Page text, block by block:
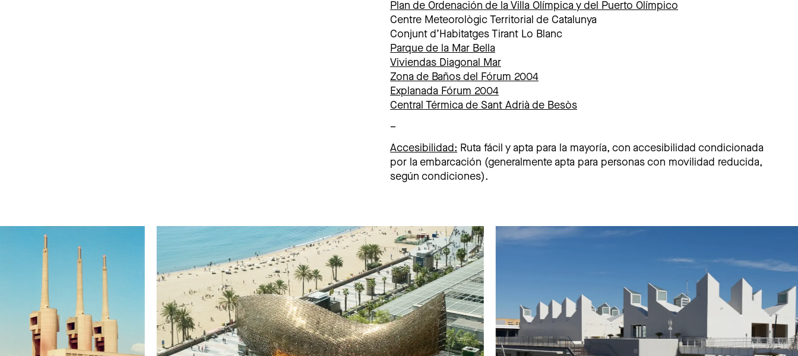
Plan de Ordenación de la Villa Olímpica y del Puerto Olímpico
Centre Meteorològic Territorial de Catalunya
Conjunt d’Habitatges Tirant Lo Blanc
Parque de la Mar Bella
Viviendas Diagonal Mar
Zona de Baños del Fórum 2004
Explanada Fórum 2004
Central Térmica de Sant Adrià de Besòs
–
Accesibilidad: Ruta fácil y apta para la mayoría, con accesibilidad condicionada
por la embarcación (generalmente apta para personas con movilidad reducida,
según condiciones).